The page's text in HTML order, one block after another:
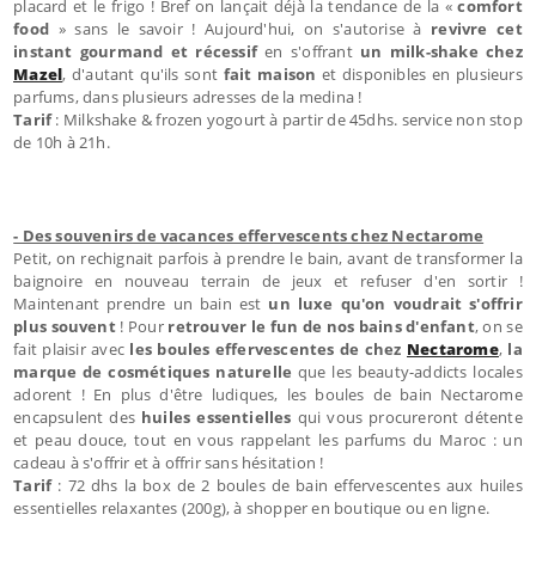
placard et le frigo ! Bref on lançait déjà la tendance de la «comfort
food» sans le savoir ! Aujourd'hui, on s'autorise à revivre cet
instant gourmand et récessifen s'offrant un milk-shake chez
Mazel, d'autant qu'ils sont fait maison et disponibles en plusieurs
parfums, dans plusieurs adresses de la medina !
Tarif: Milkshake & frozen yogourt à partir de 45dhs. service non stop
de 10h à 21h.
- Des souvenirs de vacances effervescents chez Nectarome
Petit, on rechignait parfois à prendre le bain, avant de transformer la
baignoire en nouveau terrain de jeux et refuser d'en sortir !
Maintenant prendre un bain est un luxe qu'on voudrait s'offrir
plus souvent! Pour retrouver le fun de nos bains d'enfant, on se
fait plaisir avec les boules effervescentes de chez Nectarome, la
marque de cosmétiques naturelle que les beauty-addicts locales
adorent ! En plus d'être ludiques, les boules de bain Nectarome
encapsulent des huiles essentielles qui vous procureront détente
et peau douce, tout en vous rappelant les parfums du Maroc : un
cadeau à s'offrir et à offrir sans hésitation !
Tarif : 72 dhs la box de 2 boules de bain effervescentes aux huiles
essentielles relaxantes (200g), à shopper en boutique ou en ligne.